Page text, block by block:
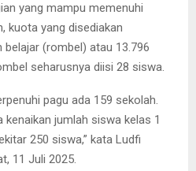
yang mampu memenuhi
kuota yang disediakan
(rombel) atau 13.796
seharusnya diisi 28 siswa.
pagu ada 159 sekolah.
jumlah siswa kelas 1
250 siswa,” kata Ludfi
11 Juli 2025.